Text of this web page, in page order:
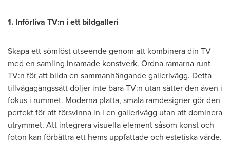
1. Införliva TV:n i ett bildgalleri
Skapa ett sömlöst utseende genom att kombinera din TV
med en samling inramade konstverk. Ordna ramarna runt
TV:n för att bilda en sammanhängande gallerivägg. Detta
tillvägagångssätt döljer inte bara TV:n utan sätter den även i
fokus i rummet. Moderna platta, smala ramdesigner gör den
perfekt för att försvinna in i en gallerivägg utan att dominera
utrymmet. Att integrera visuella element såsom konst och
foton kan förbättra ett hems uppfattade och estetiska värde.